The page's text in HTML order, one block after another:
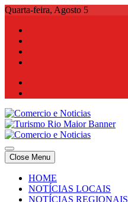
Skip
content
Quarta-feira, Agosto 5
Comercio e Noticias
Notícias e Publicidade Online
Comercio e Noticias
Notícias e Publicidade Online
Close Menu
HOME
NOTÍCIAS LOCAIS
NOTÍCIAS REGIONAIS